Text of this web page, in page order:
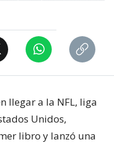
llegar a la NFL, liga
Unidos,
libro y lanzó una